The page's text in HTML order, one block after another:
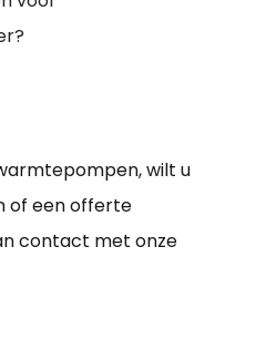
wilt u
of een offerte
contact met onze